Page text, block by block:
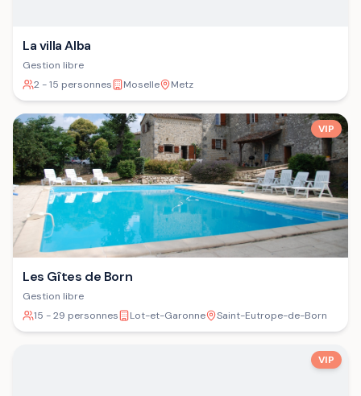
La villa Alba
Gestion libre
2 - 15 personnes
Moselle Metz
VIP
Les Gîtes de Born
Gestion libre
15 - 29 personnes
Lot-et-Garonne Saint-Eutrope-de-Born
VIP